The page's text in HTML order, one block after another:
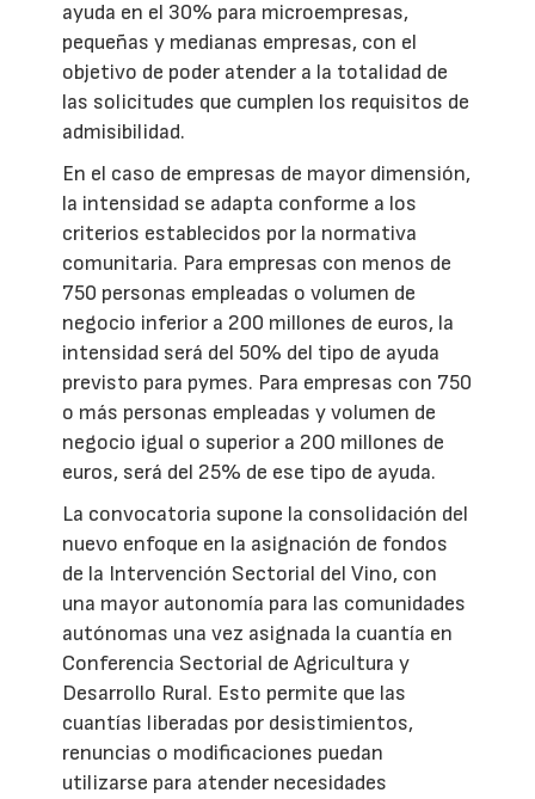
ayuda en el 30% para microempresas,
pequeñas y medianas empresas, con el
objetivo de poder atender a la totalidad de
las solicitudes que cumplen los requisitos de
admisibilidad.
En el caso de empresas de mayor dimensión,
la intensidad se adapta conforme a los
criterios establecidos por la normativa
comunitaria. Para empresas con menos de
750 personas empleadas o volumen de
negocio inferior a 200 millones de euros, la
intensidad será del 50% del tipo de ayuda
previsto para pymes. Para empresas con 750
o más personas empleadas y volumen de
negocio igual o superior a 200 millones de
euros, será del 25% de ese tipo de ayuda.
La convocatoria supone la consolidación del
nuevo enfoque en la asignación de fondos
de la Intervención Sectorial del Vino, con
una mayor autonomía para las comunidades
autónomas una vez asignada la cuantía en
Conferencia Sectorial de Agricultura y
Desarrollo Rural. Esto permite que las
cuantías liberadas por desistimientos,
renuncias o modificaciones puedan
utilizarse para atender necesidades